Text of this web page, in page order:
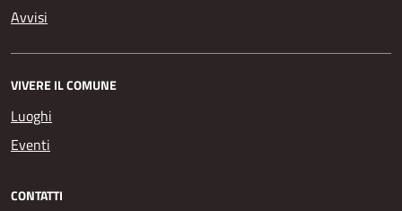
Avvisi
VIVERE IL COMUNE
Luoghi
Eventi
CONTATTI